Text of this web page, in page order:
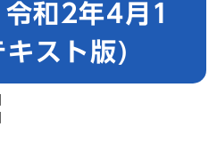
和2年4月1
スト版)